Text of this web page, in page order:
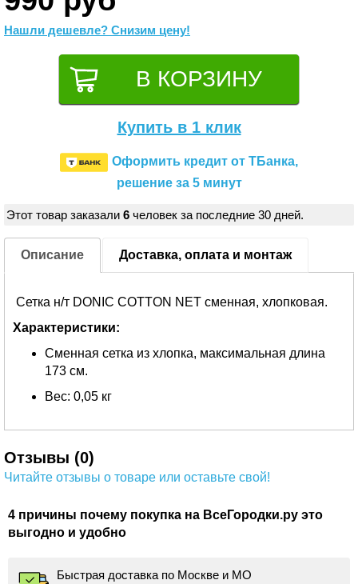
Нашли дешевле? Снизим цену!
Купить в 1 клик
Оформить кредит от ТБанка,
решение за 5 минут
Этот товар заказали 6 человек за последние 30 дней.
Описание Доставка, оплата и монтаж
Сетка н/т DONIC COTTON NET сменная, хлопковая.
Характеристики:
Сменная сетка из хлопка, максимальная длина
173 см.
Вес: 0,05 кг
Отзывы (0)
Читайте отзывы о товаре или оставьте свой!
4 причины почему покупка на ВсеГородки.ру это
выгодно и удобно
Быстрая доставка по Москве и МО